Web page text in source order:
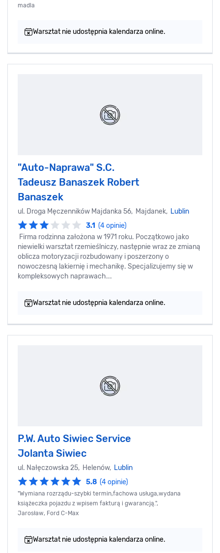
madla
Warsztat nie udostępnia kalendarza online.
"Auto-Naprawa" S.C.
Tadeusz Banaszek Robert
Banaszek
ul. Droga Męczenników Majdanka 56, Majdanek, Lublin
3.1 (4 opinie)
Firma rodzinna założona w 1971 roku. Początkowo jako
niewielki warsztat rzemieślniczy, następnie wraz ze zmianą
oblicza motoryzacji rozbudowany i poszerzony o
nowoczesną lakiernię i mechanikę. Specjalizujemy się w
kompleksowych naprawach...
Warsztat nie udostępnia kalendarza online.
P.W. Auto Siwiec Service
Jolanta Siwiec
ul. Nałęczowska 25, Helenów, Lublin
5.8 (4 opinie)
"Wymiana rozrządu-szybki termin,fachowa usługa,wydana
książeczka pojazdu z wpisem fakturą i gwarancją.",
Jarosław, Ford C-Max
Warsztat nie udostępnia kalendarza online.